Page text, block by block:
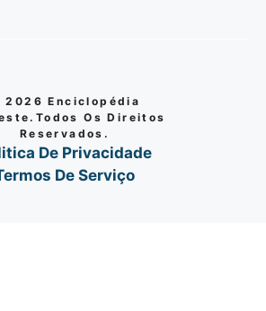
2026 Enciclopédia
Os Direitos
Reservados.
De Privacidade
De Serviço